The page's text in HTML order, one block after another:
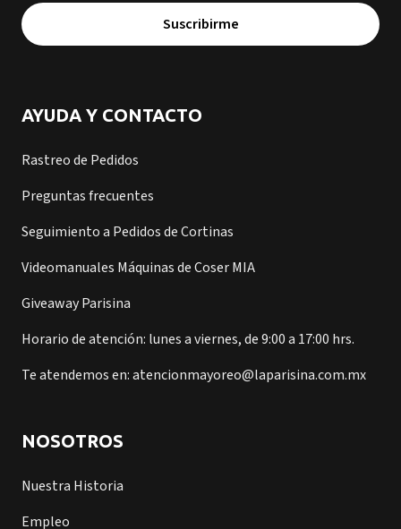
Suscribirme
AYUDA Y CONTACTO
Rastreo de Pedidos
Preguntas frecuentes
Seguimiento a Pedidos de Cortinas
Videomanuales Máquinas de Coser MIA
Giveaway Parisina
Horario de atención: lunes a viernes, de 9:00 a 17:00 hrs.
Te atendemos en: atencionmayoreo@laparisina.com.mx
NOSOTROS
Nuestra Historia
Empleo